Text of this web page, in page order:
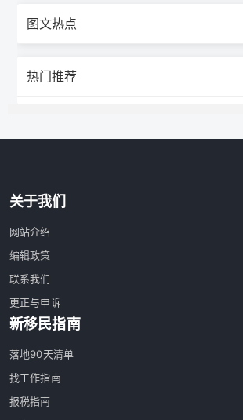
图文热点
热门推荐
关于我们
网站介绍
编辑政策
联系我们
更正与申诉
新移民指南
落地90天清单
找工作指南
报税指南